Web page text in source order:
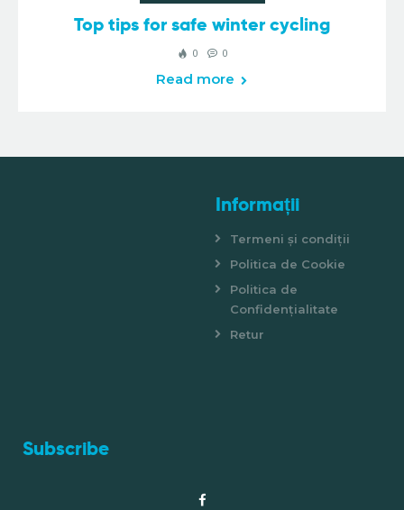
Top tips for safe winter cycling
0 0
Read more
Informații
Termeni și condiții
Politica de Cookie
Politica de
Confidențialitate
Retur
Subscribe